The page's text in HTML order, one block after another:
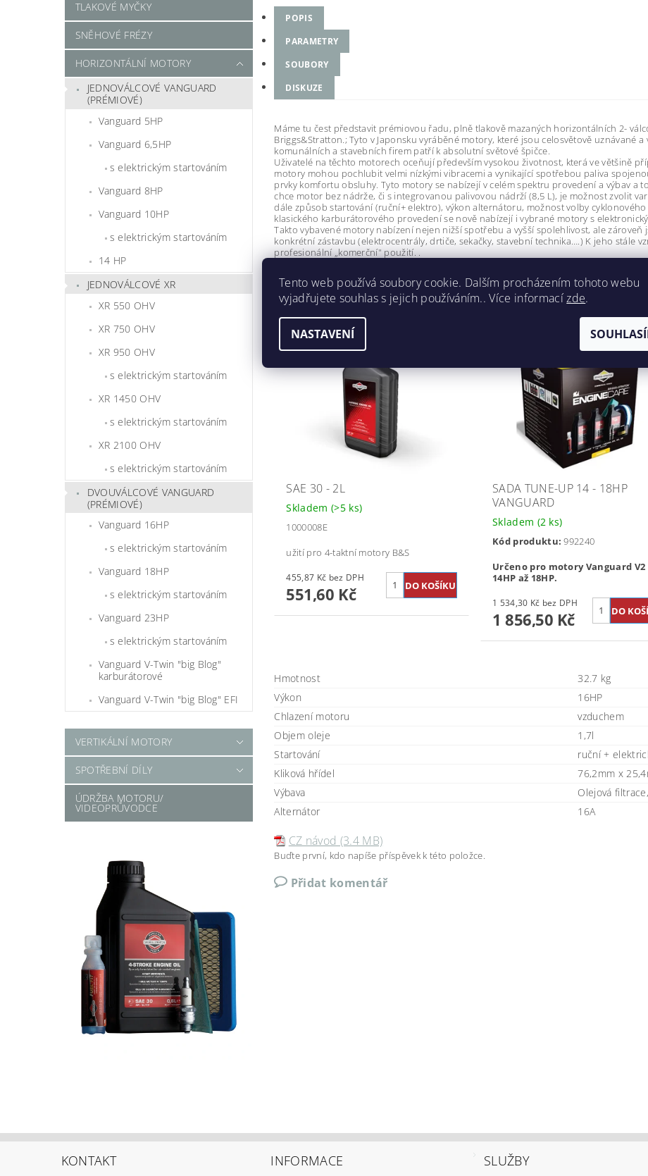
TLAKOVÉ MYČKY
SNĚHOVÉ FRÉZY
HORIZONTÁLNÍ MOTORY
JEDNOVÁLCOVÉ VANGUARD
(PRÉMIOVÉ)
Vanguard 5HP
Vanguard 6,5HP
s elektrickým startováním
Vanguard 8HP
Vanguard 10HP
s elektrickým startováním
14 HP
JEDNOVÁLCOVÉ XR
XR 550 OHV
XR 750 OHV
XR 950 OHV
s elektrickým startováním
XR 1450 OHV
s elektrickým startováním
XR 2100 OHV
s elektrickým startováním
DVOUVÁLCOVÉ VANGUARD
(PRÉMIOVÉ)
Vanguard 16HP
s elektrickým startováním
Vanguard 18HP
s elektrickým startováním
Vanguard 23HP
s elektrickým startováním
Vanguard V-Twin "big Blog"
karburátorové
Vanguard V-Twin "big Blog" EFI
VERTIKÁLNÍ MOTORY
SPOTŘEBNÍ DÍLY
ÚDRŽBA MOTORU/
VIDEOPRŮVODCE
POPIS
PARAMETRY
SOUBORY
DISKUZE
Máme tu čest představit prémiovou řadu, plně tlakově mazaných horizontálních 2-
Briggs&Stratton.; Tyto v Japonsku vyráběné motory, které jsou celosvětově uznávané
komunálních a stavebních firem patří k absolutní světové špičce.
Uživatelé na těchto motorech oceňují především vysokou životnost, která ve většině
motory mohou pochlubit velmi nízkými vibracemi a vynikající spotřebou paliva
prvky komfortu obsluhy. Tyto motory se nabízejí v celém spektru provedení a výbav a
chce motor bez nádrže, či s integrovanou palivovou nádrží (8,5 L), je možnost zvolit
dále způsob startování (ruční+ elektro), výkon alternátoru, možnost volby
klasického karburátorového provedení se nově nabízejí i vybrané motory s
Takto vybavené motory nabízení nejen nižší spotřebu a vyšší spolehlivost, ale
konkrétní zástavbu (elektrocentrály, drtiče, sekačky, stavební technika….) K jeho stále
profesionální „komerční" použití. .
SOUVISEJÍCÍ PRODUKTY
SAE 30 - 2L
Skladem (>5 ks)
1000008E
užití pro 4-taktní motory B&S
455,87 Kč bez DPH
551,60 Kč
SADA TUNE-UP 14 - 18HP
VANGUARD
Skladem (2 ks)
Kód produktu:992240
Určeno pro motory Vanguard V2
14HP až 18HP.
1 534,30 Kč bez DPH
1 856,50 Kč
Hmotnost
32.7 kg
Výkon
16HP
Chlazení motoru
vzduchem
Objem oleje
1,7l
Startování
ruční +
Kliková hřídel
76,2mm x
Výbava
Olejová
Alternátor
16A
CZ návod (3.4 MB)
Buďte první, kdo napíše příspěvek k této položce.
Přidat komentář
KONTAKT INFORMACE SLUŽBY
Tento web používá soubory cookie. Dalším procházením tohoto webu
vyjadřujete souhlas s jejich používáním.. Více informacízde.
NASTAVENÍ